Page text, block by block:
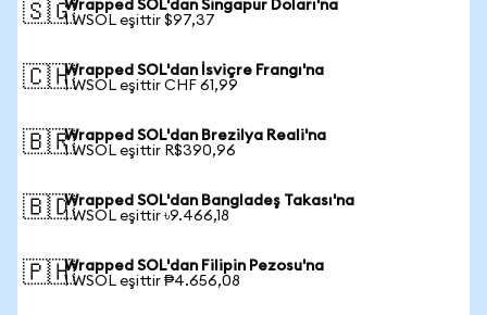
🇸🇬Wrapped SOL'dan Singapur Doları'na
1 WSOL eşittir $97,37
🇨🇭Wrapped SOL'dan İsviçre Frangı'na
1 WSOL eşittir CHF 61,99
🇧🇷Wrapped SOL'dan Brezilya Reali'na
1 WSOL eşittir R$390,96
🇧🇩Wrapped SOL'dan Bangladeş Takası'na
1 WSOL eşittir ৳9.466,18
🇵🇭Wrapped SOL'dan Filipin Pezosu'na
1 WSOL eşittir ₱4.656,08